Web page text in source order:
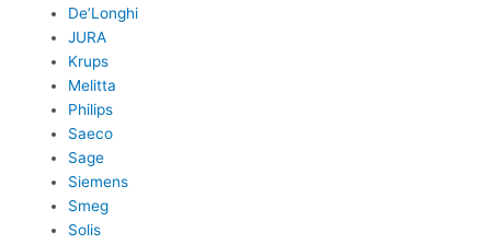
De’Longhi
JURA
Krups
Melitta
Philips
Saeco
Sage
Siemens
Smeg
Solis